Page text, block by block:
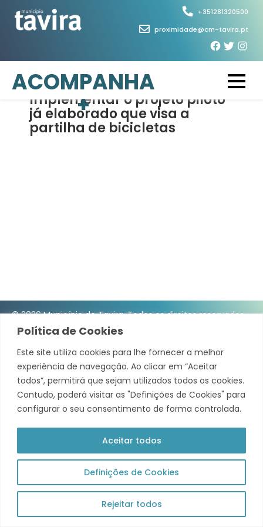
Política de Cookies
Este site utiliza cookies para lhe fornecer a melhor
experiência de navegação. Ao clicar em “Aceitar
todos”, permitirá que sejam utilizados todos os cookies.
Contudo, poderá visitar as "Definições de Cookies" para
configurar o seu consentimento de forma controlada.
Definições de Cookies
Rejeitar todos
Aceitar todos
+351281320500
proximidade@cm-tavira.pt
ACOMPANHA
+
5 de Março, 2026
Implementar o projeto piloto
já elaborado que visa a
partilha de bicicletas
© 2026 Município de Tavira. Todos os direitos reservados.
Política de Privacidade
Theme by Grace Themes